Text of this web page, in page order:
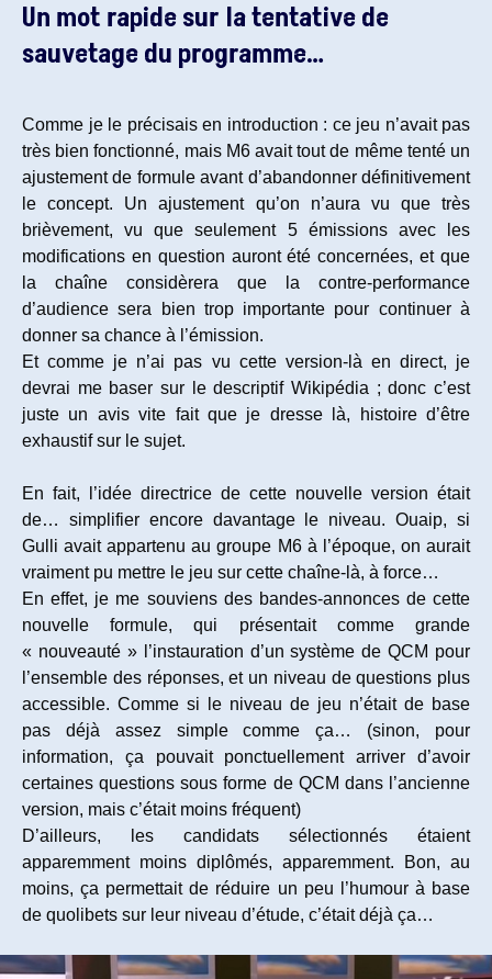
Un mot rapide sur la tentative de
sauvetage du programme…
Comme je le précisais en introduction : ce jeu n’avait pas
très bien fonctionné, mais M6 avait tout de même tenté un
ajustement de formule avant d’abandonner définitivement
le concept. Un ajustement qu’on n’aura vu que très
brièvement, vu que seulement 5 émissions avec les
modifications en question auront été concernées, et que
la chaîne considèrera que la contre-performance
d’audience sera bien trop importante pour continuer à
donner sa chance à l’émission.
Et comme je n’ai pas vu cette version-là en direct, je
devrai me baser sur le descriptif Wikipédia ; donc c’est
juste un avis vite fait que je dresse là, histoire d’être
exhaustif sur le sujet.
En fait, l’idée directrice de cette nouvelle version était
de… simplifier encore davantage le niveau. Ouaip, si
Gulli avait appartenu au groupe M6 à l’époque, on aurait
vraiment pu mettre le jeu sur cette chaîne-là, à force…
En effet, je me souviens des bandes-annonces de cette
nouvelle formule, qui présentait comme grande
« nouveauté » l’instauration d’un système de QCM pour
l’ensemble des réponses, et un niveau de questions plus
accessible. Comme si le niveau de jeu n’était de base
pas déjà assez simple comme ça… (sinon, pour
information, ça pouvait ponctuellement arriver d’avoir
certaines questions sous forme de QCM dans l’ancienne
version, mais c’était moins fréquent)
D’ailleurs, les candidats sélectionnés étaient
apparemment moins diplômés, apparemment. Bon, au
moins, ça permettait de réduire un peu l’humour à base
de quolibets sur leur niveau d’étude, c’était déjà ça…